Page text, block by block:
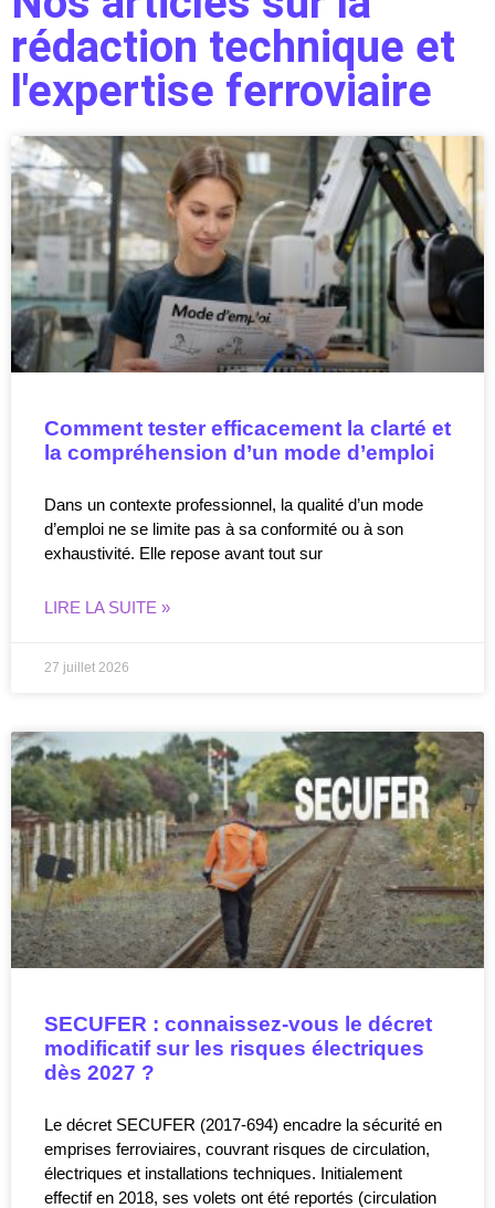
rédaction technique et
l'expertise ferroviaire
Comment tester efficacement la clarté et
la compréhension d’un mode d’emploi
Dans un contexte professionnel, la qualité d’un mode
d’emploi ne se limite pas à sa conformité ou à son
exhaustivité. Elle repose avant tout sur
LIRE LA SUITE »
27 juillet 2026
SECUFER : connaissez-vous le décret
modificatif sur les risques électriques
dès 2027 ?
Le décret SECUFER (2017-694) encadre la sécurité en
emprises ferroviaires, couvrant risques de circulation,
électriques et installations techniques. Initialement
effectif en 2018, ses volets ont été reportés (circulation